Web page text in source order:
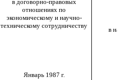
в договорно-правовых
отношениях по
экономическому и научно-
техническому сотрудничеству
в
Январь 1987 г.